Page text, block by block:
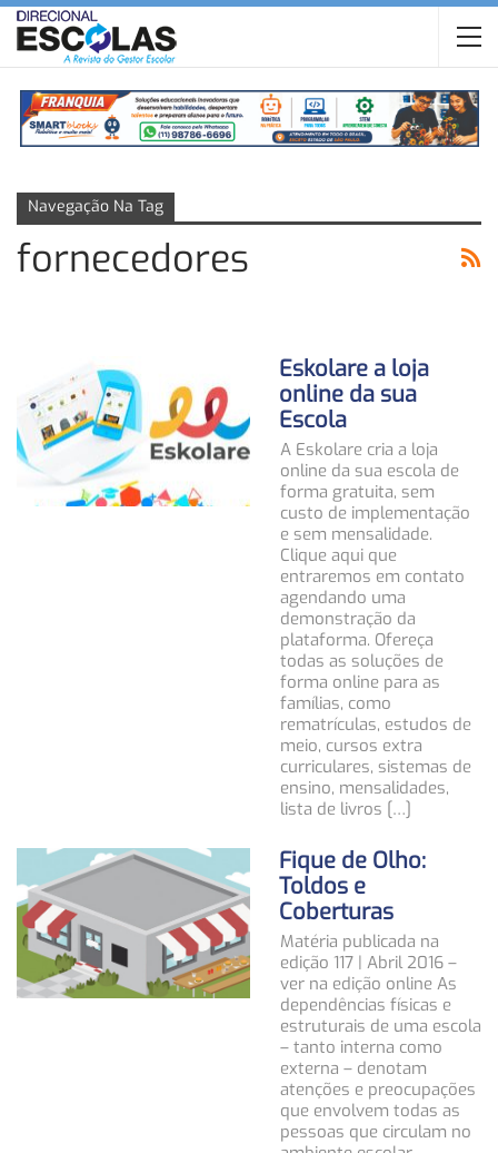
Navegação Na Tag
fornecedores
Eskolare a loja
online da sua
Escola
A Eskolare cria a loja
online da sua escola de
forma gratuita, sem
custo de implementação
e sem mensalidade.
Clique aqui que
entraremos em contato
agendando uma
demonstração da
plataforma. Ofereça
todas as soluções de
forma online para as
famílias, como
rematrículas, estudos de
meio, cursos extra
curriculares, sistemas de
ensino, mensalidades,
lista de livros […]
Fique de Olho:
Toldos e
Coberturas
Matéria publicada na
edição 117 | Abril 2016 –
ver na edição online As
dependências físicas e
estruturais de uma escola
– tanto interna como
externa – denotam
atenções e preocupações
que envolvem todas as
pessoas que circulam no